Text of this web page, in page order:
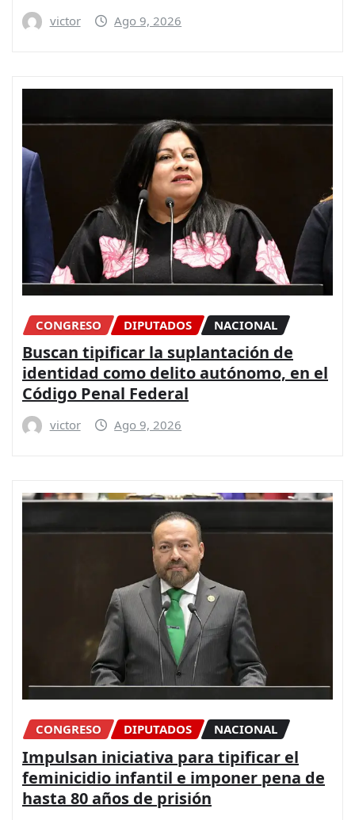
victor Ago 9, 2026
CONGRESO DIPUTADOS NACIONAL
Buscan tipificar la suplantación de
identidad como delito autónomo, en el
Código Penal Federal
victor Ago 9, 2026
CONGRESO DIPUTADOS NACIONAL
Impulsan iniciativa para tipificar el
feminicidio infantil e imponer pena de
hasta 80 años de prisión